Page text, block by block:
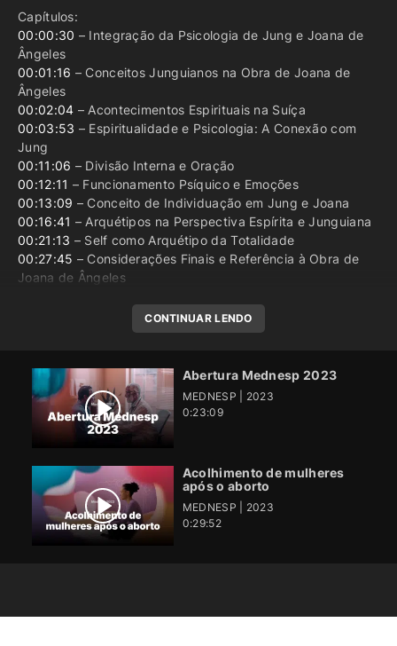
Capítulos:
00:00:30 – Integração da Psicologia de Jung e Joana de
Ângeles
00:01:16 – Conceitos Junguianos na Obra de Joana de
Ângeles
00:02:04 – Acontecimentos Espirituais na Suíça
00:03:53 – Espiritualidade e Psicologia: A Conexão com
Jung
00:11:06 – Divisão Interna e Oração
00:12:11 – Funcionamento Psíquico e Emoções
00:13:09 – Conceito de Individuação em Jung e Joana
00:16:41 – Arquétipos na Perspectiva Espírita e Junguiana
00:21:13 – Self como Arquétipo da Totalidade
00:27:45 – Considerações Finais e Referência à Obra de
Joana de Ângeles
CONTINUAR LENDO
Abertura Mednesp 2023
MEDNESP | 2023
0:23:09
Acolhimento de mulheres
após o aborto
MEDNESP | 2023
0:29:52